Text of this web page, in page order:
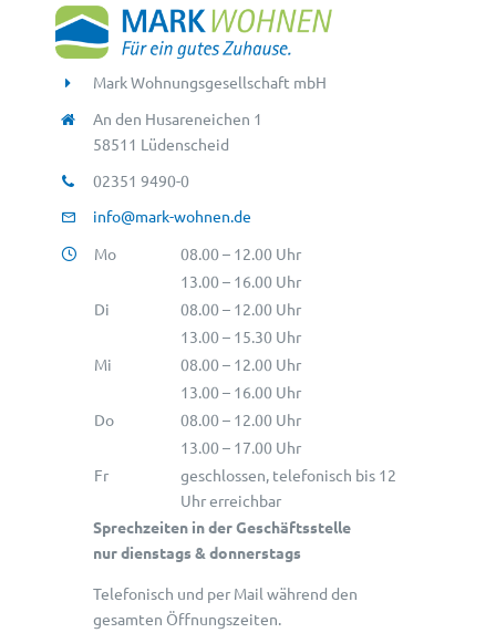
Mark Wohnungsgesellschaft mbH
An den Husareneichen 1
58511 Lüdenscheid
02351 9490-0
info@mark-wohnen.de
Mo
08.00 – 12.00 Uhr
13.00 – 16.00 Uhr
Di
08.00 – 12.00 Uhr
13.00 – 15.30 Uhr
Mi
08.00 – 12.00 Uhr
13.00 – 16.00 Uhr
Do
08.00 – 12.00 Uhr
13.00 – 17.00 Uhr
Fr
geschlossen, telefonisch bis 12
Uhr erreichbar
Sprechzeiten in der Geschäftsstelle
nur dienstags & donnerstags
Telefonisch und per Mail während den
gesamten Öffnungszeiten.